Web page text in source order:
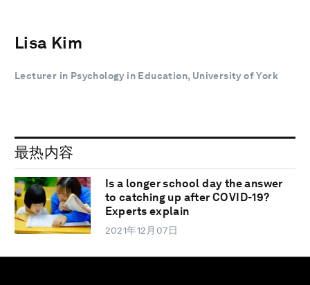
Lisa Kim
Lecturer in Psychology in Education, University of York
最热内容
Is a longer school day the answer
to catching up after COVID-19?
Experts explain
2021年12月07日